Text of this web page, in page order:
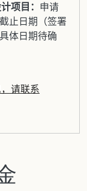
项目： 申请
止日期（签署
体日期待确
请联系